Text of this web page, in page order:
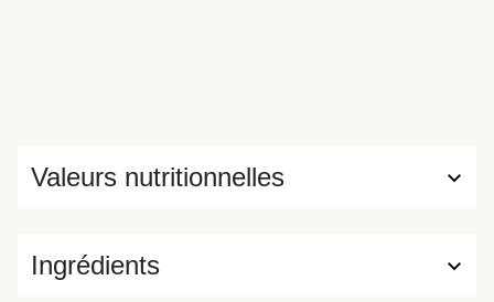
Ingrédients
Valeurs nutritionnelles